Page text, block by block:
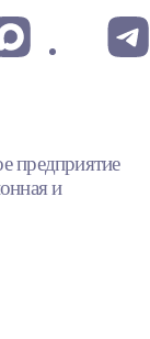
предприятие
и